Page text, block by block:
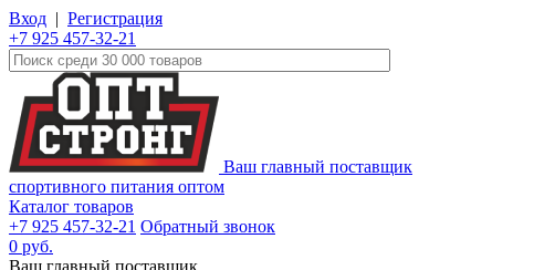
Вход | Регистрация
+7 925 457-32-21
Ваш главный поставщик
спортивного питания оптом
Каталог товаров
+7 925 457-32-21 Обратный звонок
0 руб.
Ваш главный поставщик